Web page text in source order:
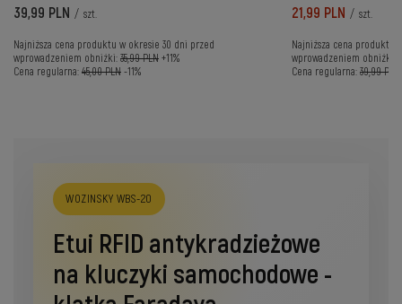
39,99 PLN / szt.
Najniższa cena produktu w okresie 30 dni przed
wprowadzeniem obniżki: 35,99 PLN +11%
Cena regularna: 45,00 PLN -11%
21,99 PLN / szt.
Najniższa cena produktu
wprowadzeniem obniżki:
Cena regularna: 39,99 PLN
WOZINSKY WBS-20
Etui RFID antykradzieżowe
na kluczyki samochodowe -